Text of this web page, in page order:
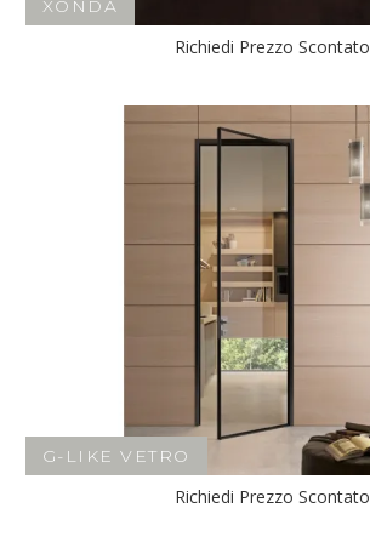
XONDA
Richiedi Prezzo Scontato
G-LIKE VETRO
Richiedi Prezzo Scontato